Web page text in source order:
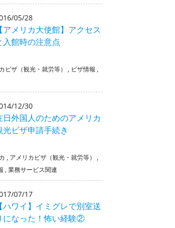
05/28
【アメリカ大使館】アクセス
入館時の注意点
ビザ（観光・就労等） , ビザ情報 ,
12/30
日外国人のためのアメリカ
光ビザ申請手続き
, アメリカビザ（観光・就労等）
,
,業務サービス関連
07/17
【ハワイ】イミグレで別室送
になった！怖い経験②